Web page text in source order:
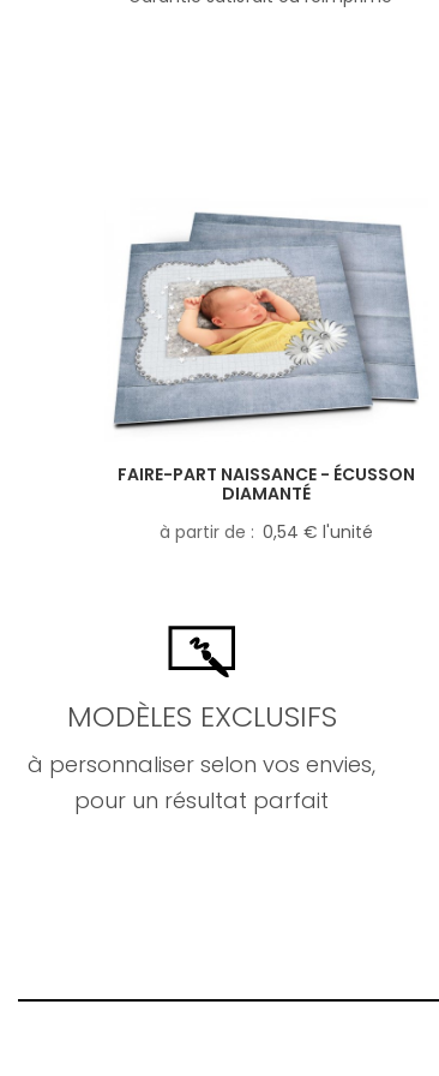
FAIRE-PART NAISSANCE - ÉCUSSON
DIAMANTÉ
à partir de
0,54 € l'unité
MODÈLES EXCLUSIFS
à personnaliser selon vos envies,
pour un résultat parfait